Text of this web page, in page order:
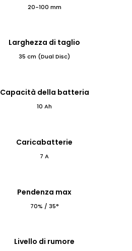
20-100 mm
Larghezza di taglio
35 cm (Dual Disc)
Capacità della batteria
10 Ah
Caricabatterie
7 A
Pendenza max
70% / 35°
Livello di rumore